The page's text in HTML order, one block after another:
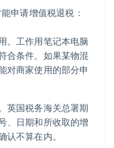
申请增值税退税：
。工作用笔记本电脑
合条件。如果某物混
商家使用的部分申
英国税务海关总署期
、日期和所收取的增
不算在内。